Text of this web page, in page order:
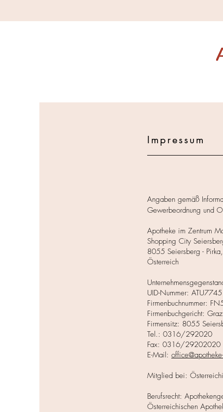
Impressum
Angaben gemäß
Gewerbeordnung und
Apotheke im Zentrum
Shopping City
8055 Seiersberg - Pirka,
Österreich
UID-Nummer:
Firmenbuchnummer:
Firmenbuchgericht: Graz
Firmensitz: 8055
Tel.: 0316/292020
Fax: 0316/29202020
E-Mail:
Mitglied bei:
Berufsrecht:
Österreichischen